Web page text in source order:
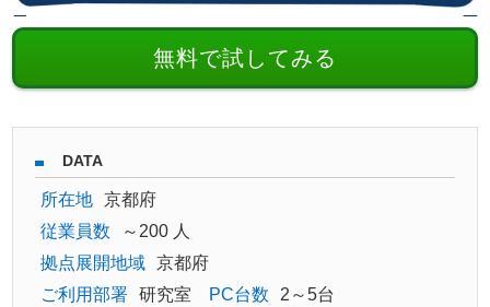
無料で試してみる
DATA
所在地
京都府
従業員数
～200 人
拠点展開地域
京都府
ご利用部署
研究室 PC台数
2～5台